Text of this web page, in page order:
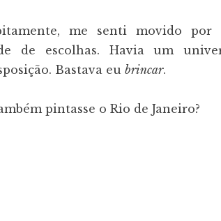
me senti movido por
de escolhas. Havia um
Bastava eubrincar.
pintasse o Rio de Janeiro?